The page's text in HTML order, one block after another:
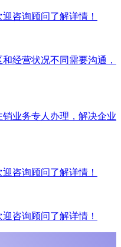
咨询顾问了解详情！
经营状况不同需要沟通，
业务专人办理，解决企业
咨询顾问了解详情！
咨询顾问了解详情！